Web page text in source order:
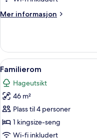
Mer informasjon
Mer
Åpne
alle
bildene
av
Familierom
4
Familierom
Hageutsikt
46 m²
Plass til 4 personer
1 kingsize-seng
Wi-fi inkludert